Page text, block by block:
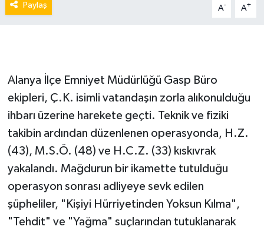
Paylaş A- A+
Alanya İlçe Emniyet Müdürlüğü Gasp Büro
ekipleri, Ç.K. isimli vatandaşın zorla alıkonulduğu
ihbarı üzerine harekete geçti. Teknik ve fiziki
takibin ardından düzenlenen operasyonda, H.Z.
(43), M.S.Ö. (48) ve H.C.Z. (33) kıskıvrak
yakalandı. Mağdurun bir ikamette tutulduğu
operasyon sonrası adliyeye sevk edilen
şüpheliler, "Kişiyi Hürriyetinden Yoksun Kılma",
"Tehdit" ve "Yağma" suçlarından tutuklanarak